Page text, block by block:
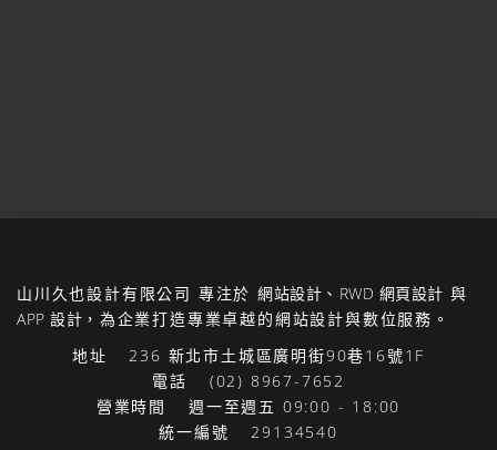
山川久也設計有限公司 專注於網站設計 、 RWD 網頁設計 與
APP 設計 ，為企業打造專業卓越的網站設計與數位服務。
地址
236 新北市土城區廣明街90巷16號1F
電話
(02) 8967-7652
營業時間
週一至週五 09:00 - 18:00
統一編號
29134540